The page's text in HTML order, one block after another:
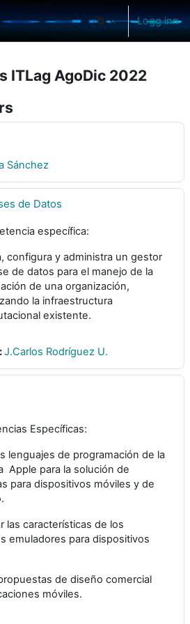
Logg inn
ITLag AgoDic 2022
Sánchez
de Datos
específica:
configura y administra un gestor
de datos para el manejo de la
de una organización,
la infraestructura
existente.
J.Carlos Rodríguez U.
Específicas:
lenguajes de programación de la
Apple para la solución de
para dispositivos móviles y de
las características de los
emuladores para dispositivos
de diseño comercial
móviles.